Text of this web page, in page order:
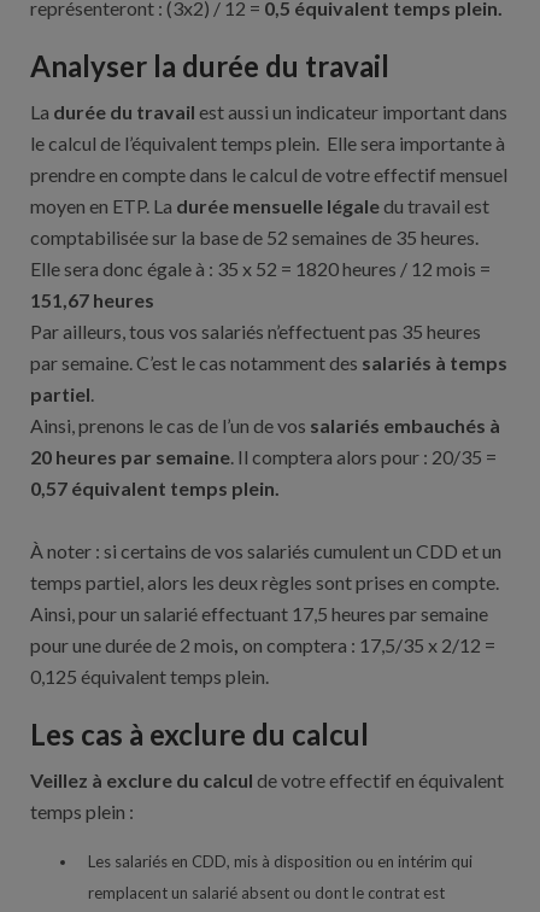
représenteront : (3x2) / 12 = 0,5 équivalent temps plein.
Analyser la durée du travail
La durée du travail est aussi un indicateur important dans
le calcul de l’équivalent temps plein. Elle sera importante à
prendre en compte dans le calcul de votre effectif mensuel
moyen en ETP. La durée mensuelle légaledu travail est
comptabilisée sur la base de 52 semaines de 35 heures.
Elle sera donc égale à : 35 x 52 = 1820 heures / 12 mois =
151,67 heures
Par ailleurs, tous vos salariés n’effectuent pas 35 heures
par semaine. C’est le cas notamment des salariés à temps
partiel
Ainsi, prenons le cas de l’un de vos salariés embauchés à
20 heures par semaine . Il comptera alors pour : 20/35 =
0,57 équivalent temps plein.
À noter : si certains de vos salariés cumulent un CDD et un
temps partiel, alors les deux règles sont prises en compte.
Ainsi, pour un salarié effectuant 17,5 heures par semaine
pour une durée de 2 mois on comptera : 17,5/35 x 2/12 =
0,125 équivalent temps plein.
Les cas à exclure du calcul
Veillez à exclure du calcul de votre effectif en équivalent
temps plein :
Les salariés en CDD, mis à disposition ou en intérim qui
remplacent un salarié absent ou dont le contrat est